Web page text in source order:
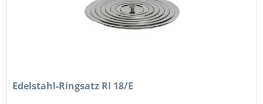
Edelstahl-Ringsatz RI 18/E